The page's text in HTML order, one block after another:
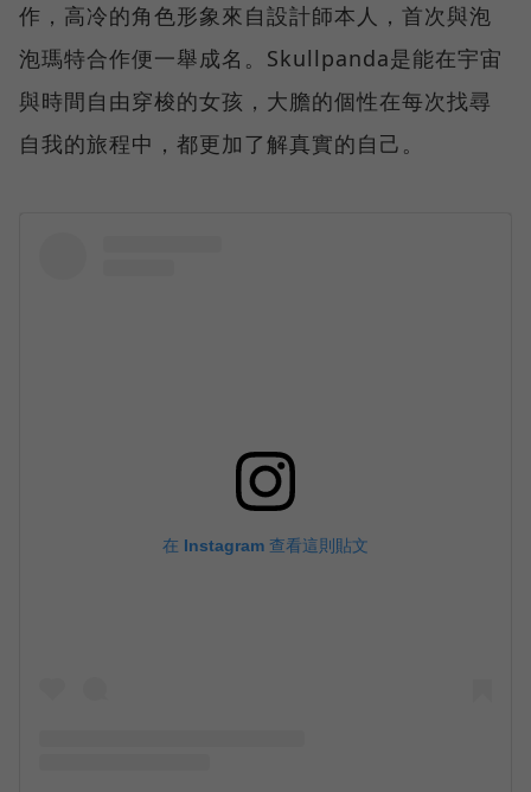
作，高冷的角色形象來自設計師本人，首次與泡
泡瑪特合作便一舉成名。Skullpanda是能在宇宙
與時間自由穿梭的女孩，大膽的個性在每次找尋
自我的旅程中，都更加了解真實的自己。